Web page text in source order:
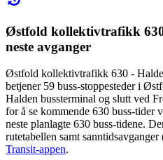
Østfold kollektivtrafikk 630
neste avganger
Østfold kollektivtrafikk 630 -
betjener 59 buss-stoppesteder i
Halden bussterminal og slutt ved
for å se kommende 630 buss-tider
neste planlagte 630 buss-tidene.
rutetabellen samt
Transit-appen.